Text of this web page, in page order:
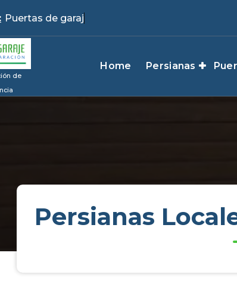
Puertas
de
Home Persianas
Persianas